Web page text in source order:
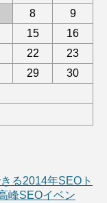
8
9
15
16
22
23
29
30
る2014年SEOト
峰SEOイベン